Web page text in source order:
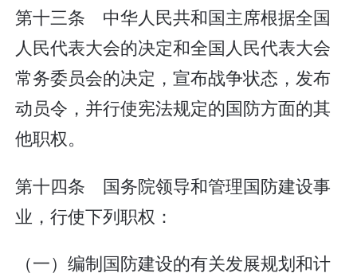
第十三条 中华人民共和国主席根据全国
人民代表大会的决定和全国人民代表大会
常务委员会的决定，宣布战争状态，发布
动员令，并行使宪法规定的国防方面的其
他职权。
第十四条 国务院领导和管理国防建设事
业，行使下列职权：
（一）编制国防建设的有关发展规划和计